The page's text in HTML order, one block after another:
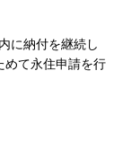
に納付を継続し
めて永住申請を行